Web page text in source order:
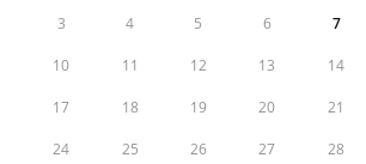
3 4 5 6 7
10 11 12 13 14
17 18 19 20 21
24 25 26 27 28